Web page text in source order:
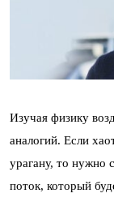
Изучая физику
аналогий. Если
урагану, то нужно
поток, который